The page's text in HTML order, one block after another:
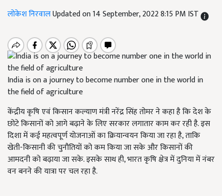
लोकेश निरवालUpdated on 14 September, 2022 8:15 PM IST
India is on a journey to become number one in the world in
the field of agriculture
केंद्रीय कृषि एवं किसान कल्याण मंत्री नरेंद्र सिंह तोमर ने कहा है कि देश के
छोटे किसानों को आगे बढ़ाने के लिए सरकार लगातार काम कर रही है. इस
दिशा में कई महत्वपूर्ण योजनाओं का क्रियान्वयन किया जा रहा है, ताकि
खेती-किसानी की चुनौतियों को कम किया जा सके और किसानों की
आमदनी को बढ़ाया जा सके. इसके साथ ही, भारत कृषि क्षेत्र में दुनिया में नंबर
वन बनने की यात्रा पर चल रहा है.